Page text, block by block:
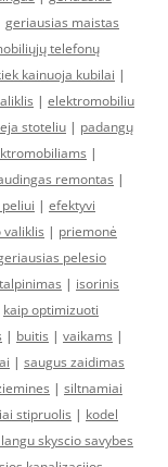
geriausias maistas
telefonų
kainuoja kubilai |
| elektromobiliu
stoteliu | padangų
|
remontas |
| efektyvi
| priemonė
pelesio
| isorinis
kaip optimizuoti
| buitis | vaikams |
| saugus zaidimas
| siltnamiai
stipruolis | kodel
skyscio savybes